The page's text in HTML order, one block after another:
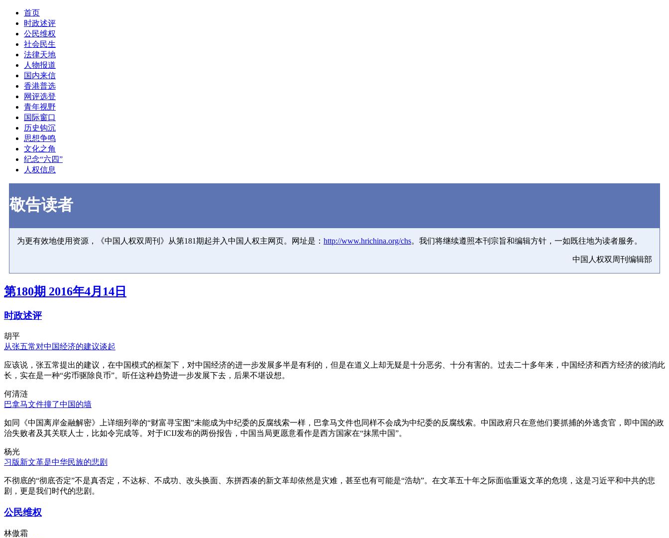
首页
时政述评
公民维权
社会民生
法律天地
人物报道
国内来信
香港普选
网评选登
青年视野
国际窗口
历史钩沉
思想争鸣
文化之角
纪念“六四”
人权信息
敬告读者
为更有效地使用资源，《中国人权双周刊》从第181期起并入中国人权主网页。网址是： http://www.hrichina.org/chs。我们将继续遵照本刊宗旨和编辑方针，一如既往地为读者服务。
中国人权双周刊编辑部
第180期 2016年4月14日
时政述评
胡平
从张五常对中国经济的建议谈起
应该说，张五常提出的建议，在中国模式的框架下，对中国经济的进一步发展多半是有利的，但是在道义上却无疑是十分恶劣、十分有害的。过去二十多年来，中国经济和西方经济的彼消此
长，实在是一种“劣币驱除良币”。听任这种趋势进一步发展下去，后果不堪设想。
何清涟
巴拿马文件撞了中国的墙
如同《中国离岸金融解密》上详细列举的“财富寻宝图”未能成为中纪委的反腐线索一样，巴拿马文件也同样不会成为中纪委的反腐线索。中国政府只在意他们要抓捕的外逃贪官，即中国的政
治失败者及其关联人士，比如令完成等。对于ICIJ发布的两份报告，中国当局更愿意看作是西方国家在“抹黑中国”。
杨光
习版新文革是中华民族的悲剧
不彻底的“彻底否定”不是真否定，不达标、不成功、改头换面、东拼西凑的新文革却依然是灾难，甚至也有可能是“浩劫”。在文革五十年之际面临重返文革的危境，这是习近平和中共的悲
剧，更是我们时代的悲剧。
公民维权
林傲霜